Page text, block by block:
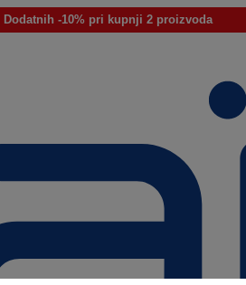
Dodatnih -10% pri kupnji 2 proizvoda